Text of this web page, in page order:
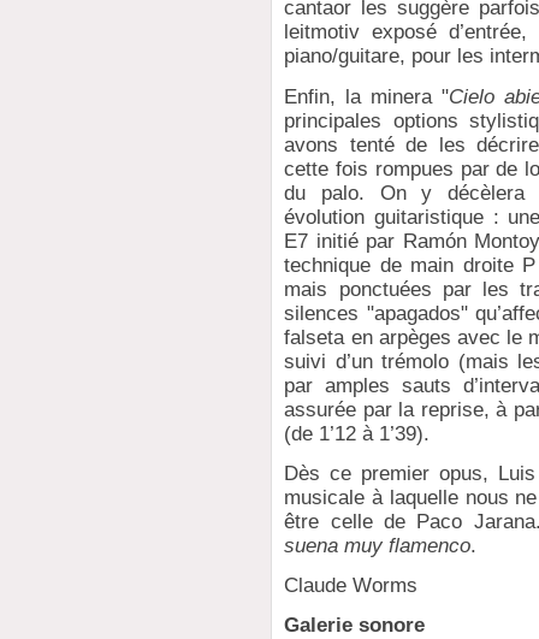
cantaor les suggère
leitmotiv exposé
piano/guitare, pour les
Enfin, la minera "Cielo
principales options
avons tenté de les
cette fois rompues par de
du palo. On y décèlera
évolution guitaristique :
E7 initié par Ramón
technique de main droite
mais ponctuées par les
silences "apagados"
falseta en arpèges avec le
suivi d’un trémolo (mais
par amples sauts
assurée par la reprise, à
(de 1’12 à 1’39).
Dès ce premier opus,
musicale à laquelle nous
être celle de Paco
suena muy flamenco.
Claude Worms
Galerie sonore